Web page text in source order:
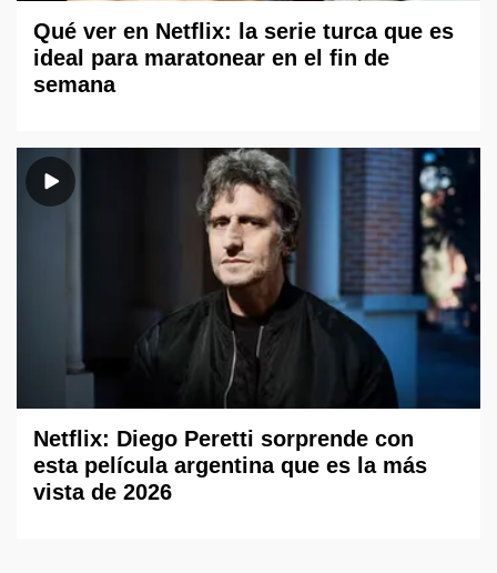
Qué ver en Netflix: la serie turca que es
ideal para maratonear en el fin de
semana
Netflix: Diego Peretti sorprende con
esta película argentina que es la más
vista de 2026